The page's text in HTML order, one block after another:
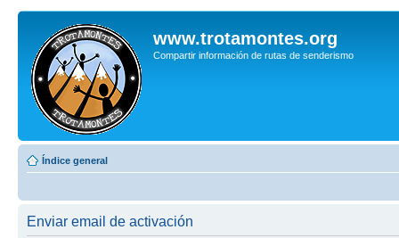
www.trotamontes.org
Compartir información de rutas de senderismo
Índice general
Enviar email de activación